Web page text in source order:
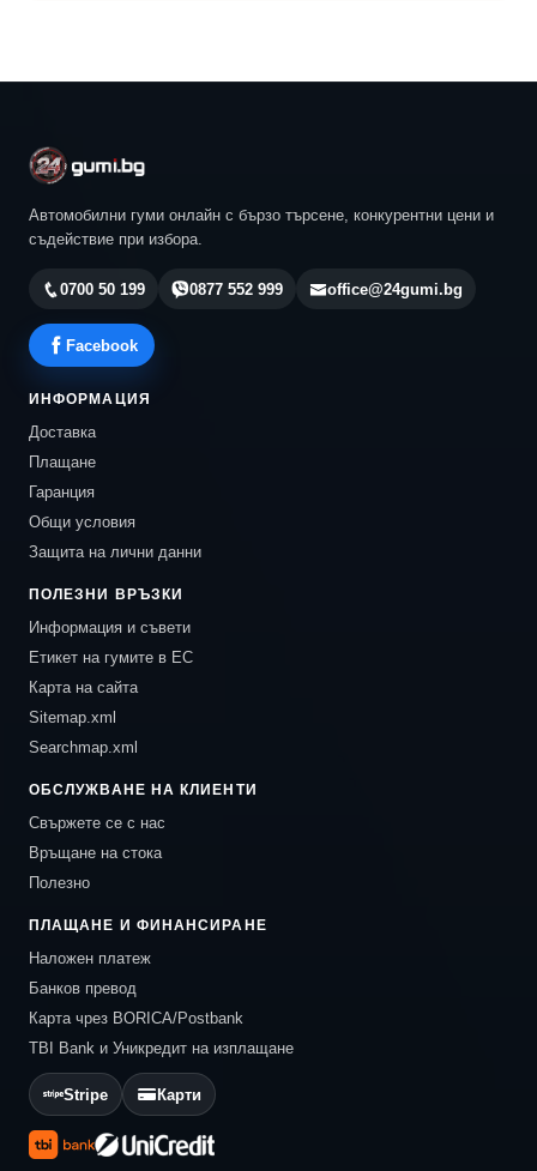
Автомобилни гуми онлайн с бързо търсене, конкурентни цени и
съдействие при избора.
0700 50 199 0877 552 999 office@24gumi.bg
Facebook
ИНФОРМАЦИЯ
Доставка
Плащане
Гаранция
Общи условия
Защита на лични данни
ПОЛЕЗНИ ВРЪЗКИ
Информация и съвети
Етикет на гумите в ЕС
Карта на сайта
Sitemap.xml
Searchmap.xml
ОБСЛУЖВАНЕ НА КЛИЕНТИ
Свържете се с нас
Връщане на стока
Полезно
ПЛАЩАНЕ И ФИНАНСИРАНЕ
Наложен платеж
Банков превод
Карта чрез BORICA/Postbank
TBI Bank и Уникредит на изплащане
Stripe Карти